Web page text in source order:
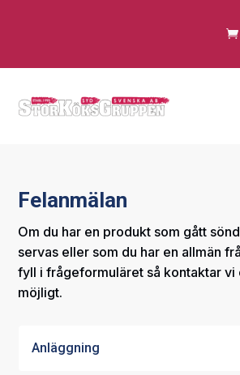
Felanmälan
Om du har en produkt som gått
servas eller som du har en allmän
fyll i frågeformuläret så kontaktar vi
möjligt.